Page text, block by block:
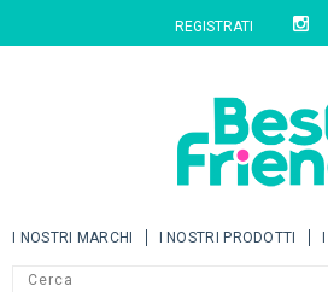
REGISTRATI
I NOSTRI MARCHI I NOSTRI PRODOTTI